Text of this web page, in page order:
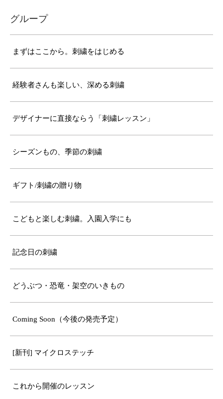
グループ
まずはここから。刺繍をはじめる
経験者さんも楽しい、深める刺繍
デザイナーに直接ならう「刺繍レッスン」
シーズンもの、季節の刺繍
ギフト/刺繍の贈り物
こどもと楽しむ刺繍。入園入学にも
記念日の刺繍
どうぶつ・恐竜・架空のいきもの
Coming Soon（今後の発売予定）
[新刊] マイクロステッチ
これから開催のレッスン